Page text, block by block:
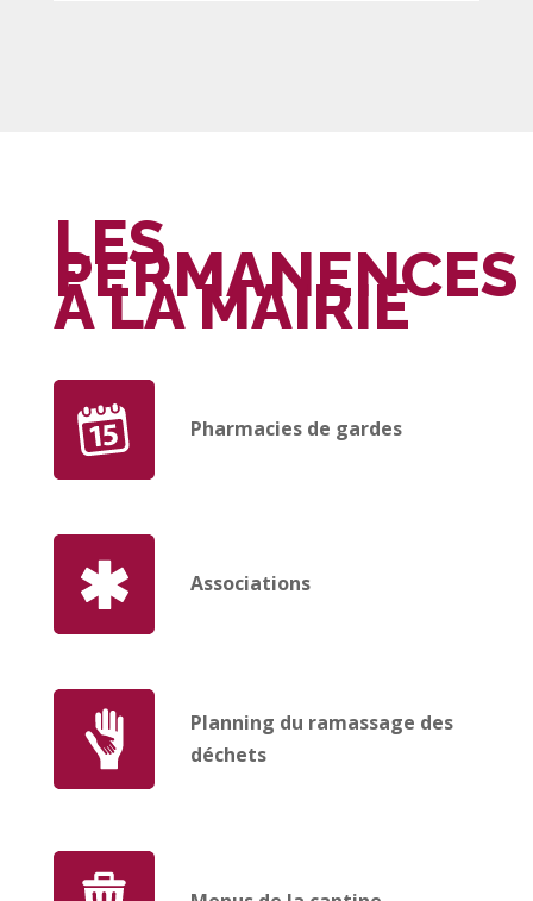
LES
PERMANENCES
À LA MAIRIE
Pharmacies de gardes
Associations
Planning du ramassage des
déchets